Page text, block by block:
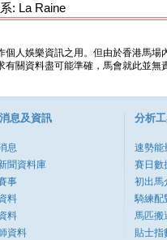
: La Raine
人娛樂資訊之用。但由於香港馬
關資料盡可能準確，馬會就此並
息及資訊
息
聞資料庫
事
料
料
資料
分析
速勢能
賽日數
初出馬
騎練配
馬匹搬
貼士指